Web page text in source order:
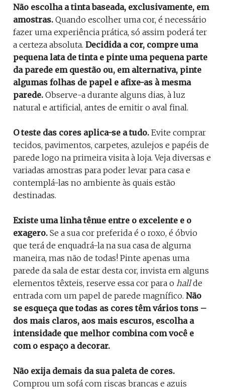
Não escolha a tinta baseada, exclusivamente, em
amostras. Quando escolher uma cor, é necessário
fazer uma experiência prática, só assim poderá ter
a certeza absoluta. Decidida a cor, compre uma
pequena lata de tinta e pinte uma pequena parte
da parede em questão ou, em alternativa, pinte
algumas folhas de papel e afixe-as à mesma
parede. Observe-a durante alguns dias, à luz
natural e artificial, antes de emitir o aval final.
O teste das cores aplica-se a tudo. Evite comprar
tecidos, pavimentos, carpetes, azulejos e papéis de
parede logo na primeira visita à loja. Veja diversas e
variadas amostras para poder levar para casa e
contemplá-las no ambiente às quais estão
destinadas.
Existe uma linha tênue entre o excelente e o
exagero. Se a sua cor preferida é o roxo, é óbvio
que terá de enquadrá-la na sua casa de alguma
maneira, mas não de todas! Pinte apenas uma
parede da sala de estar desta cor, invista em alguns
elementos têxteis, reserve essa cor para o hallde
entrada com um papel de parede magnífico. Não
se esqueça que todas as cores têm vários tons –
dos mais claros, aos mais escuros, escolha a
intensidade que melhor combina com você e
com o espaço a decorar.
Não exija demais da sua paleta de cores.
Comprou um sofá com riscas brancas e azuis